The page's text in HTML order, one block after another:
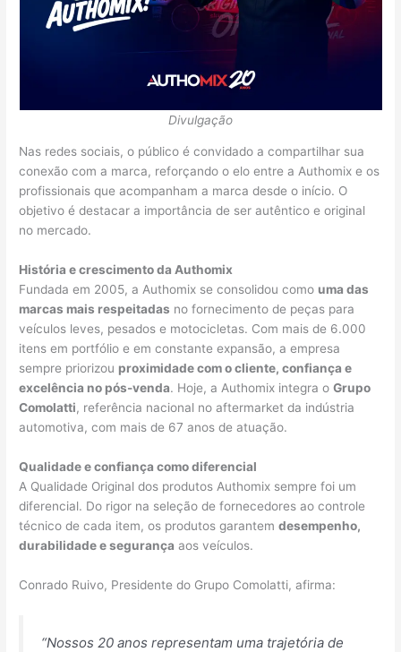
Divulgação
Nas redes sociais, o público é convidado a compartilhar sua
conexão com a marca, reforçando o elo entre a Authomix e os
profissionais que acompanham a marca desde o início. O
objetivo é destacar a importância de ser autêntico e original
no mercado.
História e crescimento da Authomix
Fundada em 2005, a Authomix se consolidou como uma das
marcas mais respeitadas no fornecimento de peças para
veículos leves, pesados e motocicletas. Com mais de 6.000
itens em portfólio e em constante expansão, a empresa
sempre priorizou proximidade com o cliente, confiança e
excelência no pós-venda. Hoje, a Authomix integra oGrupo
Comolatti, referência nacional no aftermarket da indústria
automotiva, com mais de 67 anos de atuação.
Qualidade e confiança como diferencial
A Qualidade Original dos produtos Authomix sempre foi um
diferencial. Do rigor na seleção de fornecedores ao controle
técnico de cada item, os produtos garantemdesempenho,
durabilidade e segurança aos veículos.
Conrado Ruivo, Presidente do Grupo Comolatti, afirma:
“Nossos 20 anos representam uma trajetória de